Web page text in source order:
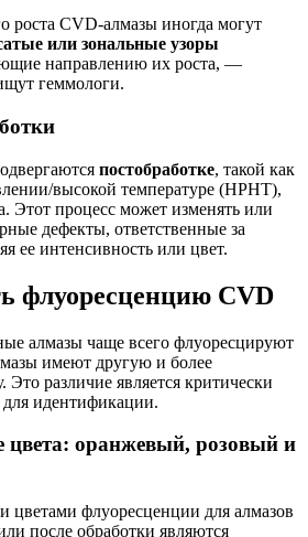
роста CVD-алмазы иногда могут
или зональные узоры
направлению их роста, —
геммологи.
постобработке, такой как
высокой температуре (HPHT),
Этот процесс может изменять или
дефекты, ответственные за
ее интенсивность или цвет.
флуоресценцию CVD
алмазы чаще всего флуоресцируют
имеют другую и более
Это различие является критически
идентификации.
цвета: оранжевый, розовый и
цветами флуоресценции для алмазов
после обработки являются